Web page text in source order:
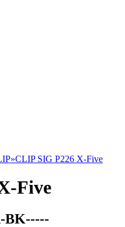
CLIP SIG P226 X-Five
Five
BK-----